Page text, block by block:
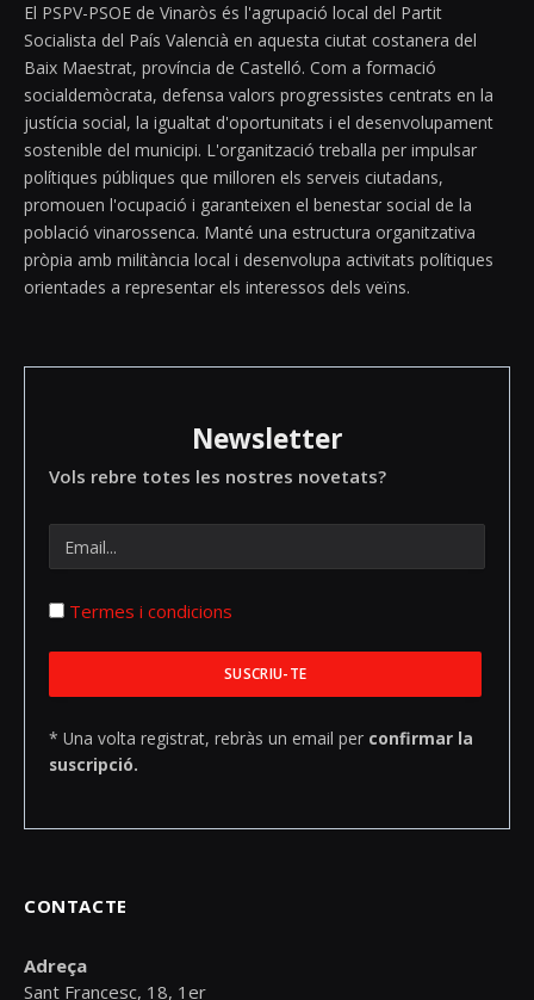
El PSPV-PSOE de Vinaròs és l'agrupació local del Partit
Socialista del País Valencià en aquesta ciutat costanera del
Baix Maestrat, província de Castelló. Com a formació
socialdemòcrata, defensa valors progressistes centrats en la
justícia social, la igualtat d'oportunitats i el desenvolupament
sostenible del municipi. L'organització treballa per impulsar
polítiques públiques que milloren els serveis ciutadans,
promouen l'ocupació i garanteixen el benestar social de la
població vinarossenca. Manté una estructura organitzativa
pròpia amb militància local i desenvolupa activitats polítiques
orientades a representar els interessos dels veïns.
Newsletter
Vols rebre totes les nostres novetats?
Termes i condicions
* Una volta registrat, rebràs un email per confirmar la
suscripció.
CONTACTE
Adreça
Sant Francesc, 18, 1er